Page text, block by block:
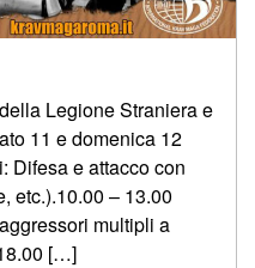
Legione Straniera e
11 e domenica 12
Difesa e attacco con
etc.).10.00 – 13.00
multipli a
[…]